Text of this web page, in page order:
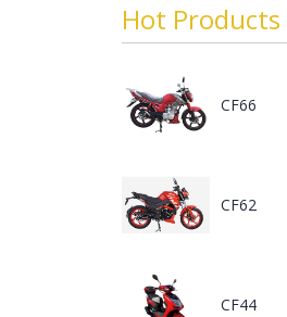
Hot Products
CF66
CF62
CF44